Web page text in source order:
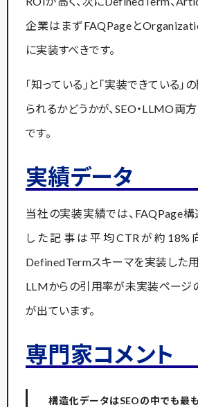
企業はまずFAQPageと
に実装すべきです。
「知っている」と「実装できている
られるかどうかが、SEO・LLMO両
です。
実績データ
当社の実装実績では、FAQPage
した記事は平均CTRが約18%
DefinedTermスキーマを実装した
LLMからの引用率が未実装ページ
が出ています。
専門家コメント
構造化データはSEOの中でも最